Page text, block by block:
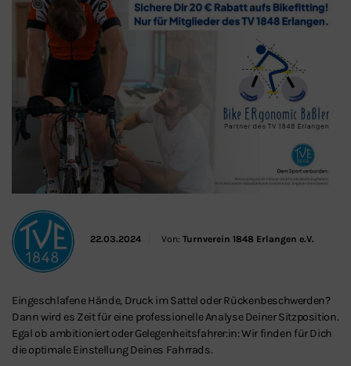
Schließen
22.03.2024 Von: Turnverein 1848 Erlangen e.V.
Eingeschlafene Hände, Druck im Sattel oder Rückenbeschwerden?
Dann wird es Zeit für eine professionelle Analyse Deiner Sitzposition.
Egal ob ambitioniert oder Gelegenheitsfahrer:in: Wir finden für Dich
die optimale Einstellung Deines Fahrrads.